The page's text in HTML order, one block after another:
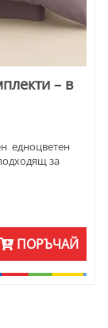
– в
едноцветен
за
ПОРЪЧАЙ